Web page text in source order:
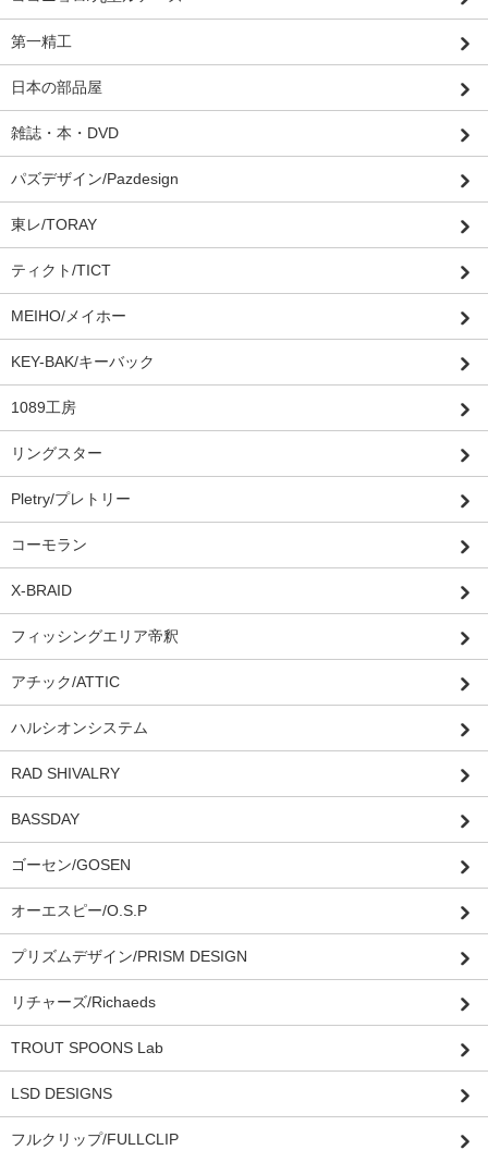
第一精工
日本の部品屋
雑誌・本・DVD
パズデザイン/Pazdesign
東レ/TORAY
ティクト/TICT
MEIHO/メイホー
KEY-BAK/キーバック
1089工房
リングスター
Pletry/プレトリー
コーモラン
X-BRAID
フィッシングエリア帝釈
アチック/ATTIC
ハルシオンシステム
RAD SHIVALRY
BASSDAY
ゴーセン/GOSEN
オーエスピー/O.S.P
プリズムデザイン/PRISM DESIGN
リチャーズ/Richaeds
TROUT SPOONS Lab
LSD DESIGNS
フルクリップ/FULLCLIP